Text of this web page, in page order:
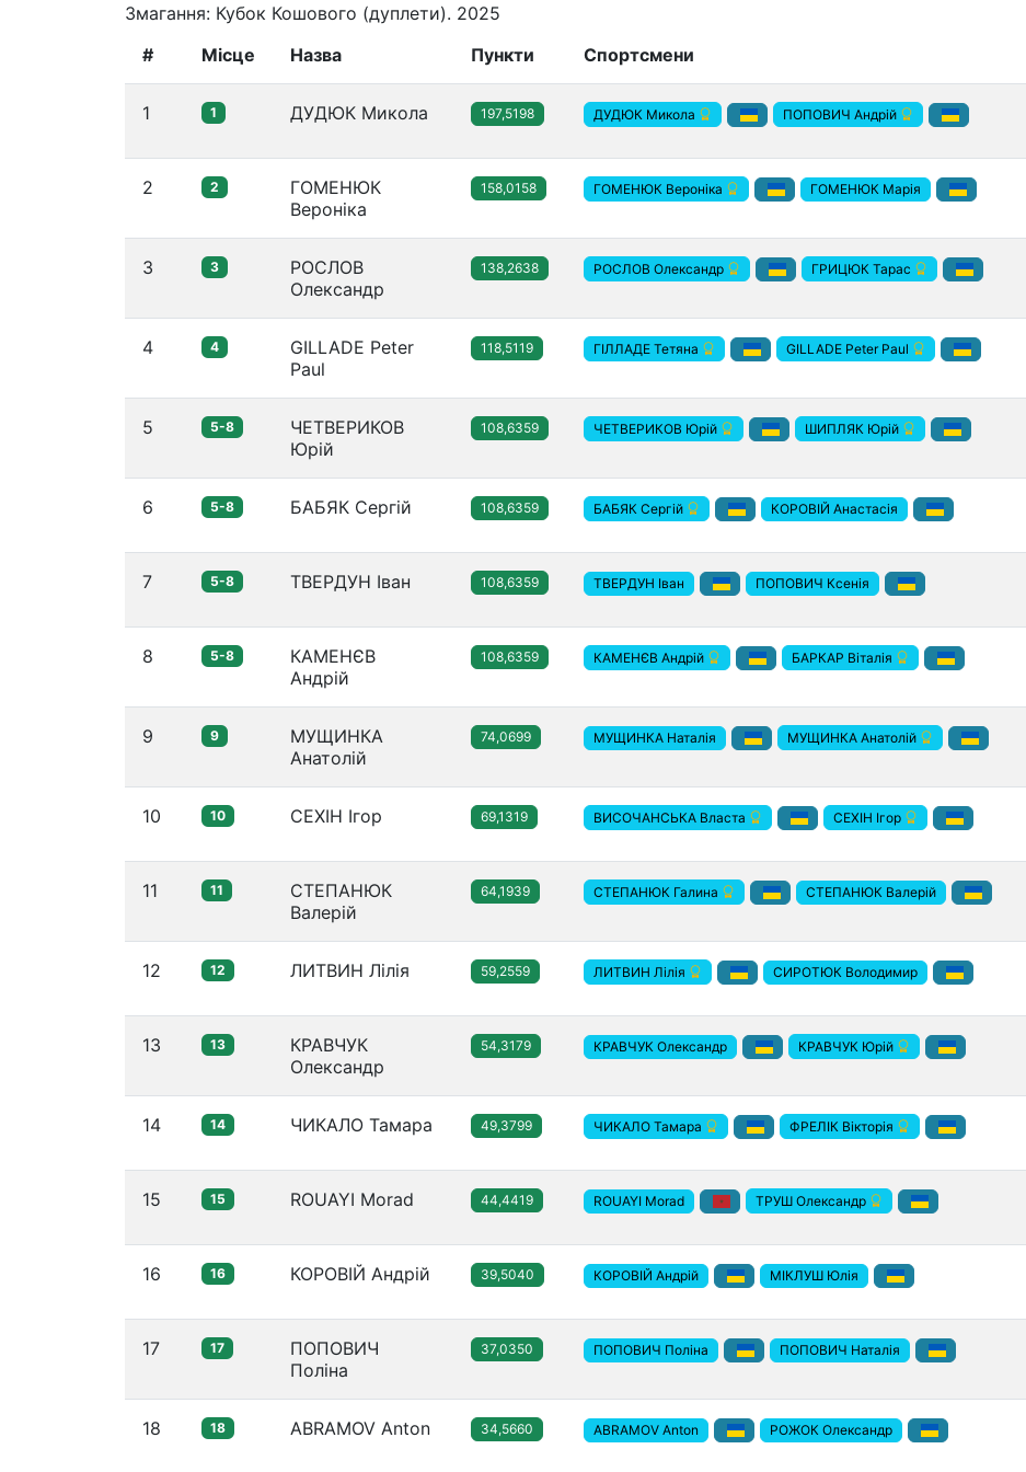
Змагання: Кубок Кошового (дуплети). 2025
#
Місце Назва Пункти Спортсмени
1 1 ДУДЮК Микола 197,5198 ДУДЮК Микола ПОПОВИЧ Андрій
2 2
ГОМЕНЮК
Вероніка
158,0158 ГОМЕНЮК Вероніка ГОМЕНЮК Марія
3 3
РОСЛОВ
Олександр
138,2638 РОСЛОВ Олександр ГРИЦЮК Тарас
4 4
GILLADE Peter
Paul
118,5119 ГІЛЛАДЕ Тетяна GILLADE Peter Paul
5 5-8
ЧЕТВЕРИКОВ
Юрій
108,6359 ЧЕТВЕРИКОВ Юрій ШИПЛЯК Юрій
6 5-8 БАБЯК Сергій 108,6359 БАБЯК Сергій КОРОВІЙ Анастасія
7 5-8 ТВЕРДУН Іван 108,6359 ТВЕРДУН Іван ПОПОВИЧ Ксенія
8 5-8
КАМЕНЄВ
Андрій
108,6359 КАМЕНЄВ Андрій БАРКАР Віталія
9 9
МУЩИНКА
Анатолій
74,0699 МУЩИНКА Наталія МУЩИНКА Анатолій
10 10 СЕХІН Ігор 69,1319 ВИСОЧАНСЬКА Власта СЕХІН Ігор
11 11
СТЕПАНЮК
Валерій
64,1939 СТЕПАНЮК Галина СТЕПАНЮК Валерій
12 12 ЛИТВИН Лілія 59,2559 ЛИТВИН Лілія СИРОТЮК Володимир
13 13
КРАВЧУК
Олександр
54,3179 КРАВЧУК Олександр КРАВЧУК Юрій
14 14 ЧИКАЛО Тамара 49,3799 ЧИКАЛО Тамара ФРЕЛІК Вікторія
15 15 ROUAYI Morad 44,4419 ROUAYI Morad ТРУШ Олександр
16 16 КОРОВІЙ Андрій 39,5040 КОРОВІЙ Андрій МІКЛУШ Юлія
17 17
ПОПОВИЧ
Поліна
37,0350 ПОПОВИЧ Поліна ПОПОВИЧ Наталія
18 18 ABRAMOV Anton 34,5660 ABRAMOV Anton РОЖОК Олександр